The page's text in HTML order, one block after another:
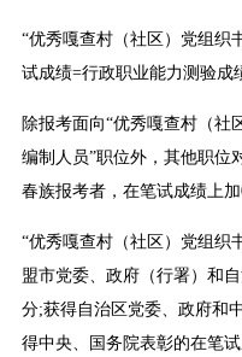
“优秀嘎查村（社区）党组织
试成绩=行政职业能力测验成
除报考面向“优秀嘎查村（社
编制人员”职位外，其他职位
春族报考者，在笔试成绩上加
“优秀嘎查村（社区）党组织
盟市党委、政府（行署）和
分;获得自治区党委、政府和
得中央、国务院表彰的在笔